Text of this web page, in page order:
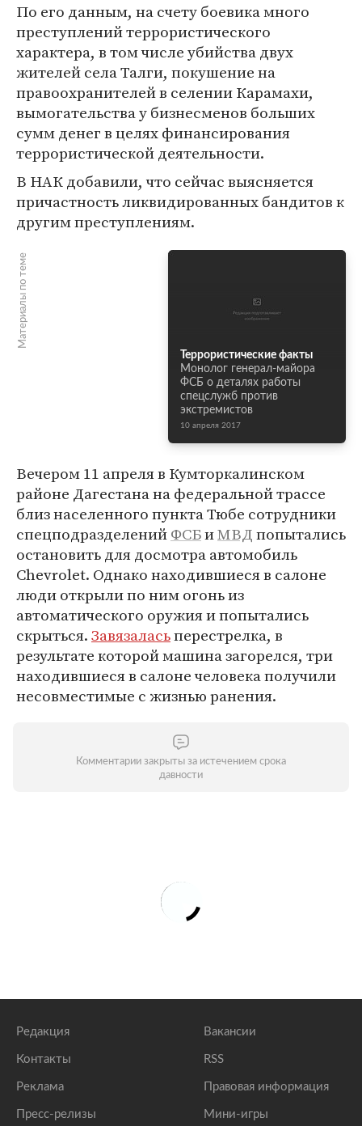
По его данным, на счету боевика много
преступлений террористического
характера, в том числе убийства двух
жителей села Талги, покушение на
правоохранителей в селении Карамахи,
вымогательства у бизнесменов больших
сумм денег в целях финансирования
террористической деятельности.
В НАК добавили, что сейчас выясняется
причастность ликвидированных бандитов к
другим преступлениям.
Материалы по теме
Террористические факты
Монолог генерал-майора
ФСБ о деталях работы
спецслужб против
экстремистов
10 апреля 2017
Вечером 11 апреля в Кумторкалинском
районе Дагестана на федеральной трассе
близ населенного пункта Тюбе сотрудники
спецподразделенийФСБиМВДпопытались
остановить для досмотра автомобиль
Chevrolet. Однако находившиеся в салоне
люди открыли по ним огонь из
автоматического оружия и попытались
скрыться.Завязаласьперестрелка, в
результате которой машина загорелся, три
находившиеся в салоне человека получили
несовместимые с жизнью ранения.
Комментарии закрыты за истечением срока
давности
Редакция
Контакты
Реклама
Пресс-релизы
Вакансии
RSS
Правовая информация
Мини-игры